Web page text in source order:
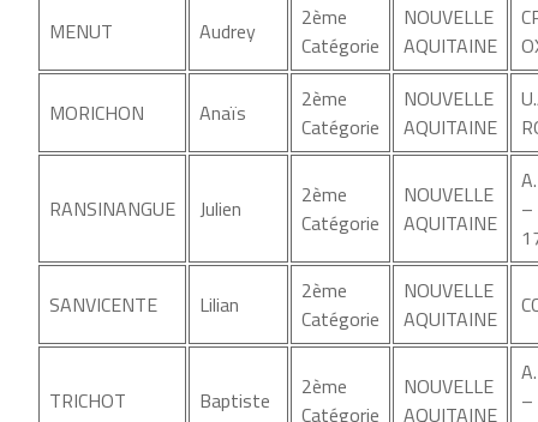
MENUT Audrey
2ème
Catégorie
NOUVELLE
AQUITAINE
MORICHON Anaïs
2ème
Catégorie
NOUVELLE
AQUITAINE
RANSINANGUE Julien
2ème
Catégorie
NOUVELLE
AQUITAINE
–
SANVICENTE Lilian
2ème
Catégorie
NOUVELLE
AQUITAINE
TRICHOT Baptiste
2ème
Catégorie
NOUVELLE
AQUITAINE
–